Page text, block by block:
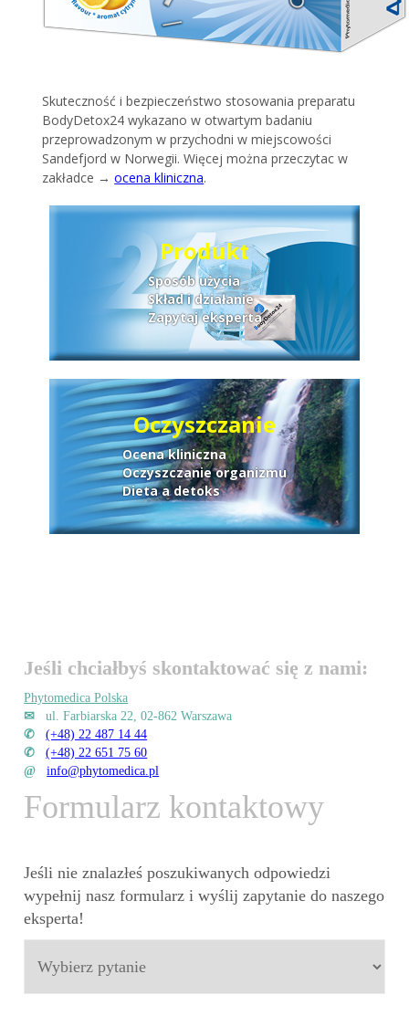
Skuteczność i bezpieczeństwo stosowania preparatu
BodyDetox24 wykazano w otwartym badaniu
przeprowadzonym w przychodni w miejscowości
Sandefjord w Norwegii. Więcej można przeczytac w
zakładce →ocena kliniczna.
Produkt
Sposób użycia
Skład i działanie
Zapytaj eksperta
Oczyszczanie
Ocena kliniczna
Oczyszczanie organizmu
Dieta a detoks
Jeśli chciałbyś skontaktować się z nami:
Phytomedica Polska
✉
ul. Farbiarska 22, 02-862 Warszawa
✆
(+48) 22 487 14 44
✆
(+48) 22 651 75 60
@
info@phytomedica.pl
Formularz kontaktowy
Jeśli nie znalazłeś poszukiwanych odpowiedzi
wypełnij nasz formularz i wyślij zapytanie do naszego
eksperta!